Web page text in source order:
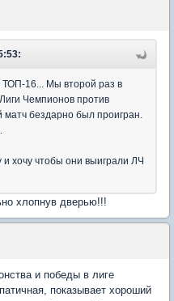
16... Мы второй раз в
Чемпионов против
матч бездарно был проигран.
хочу чтобы они выиграли ЛЧ
хлопнув дверью!!!
и победы в лиге
показывает хороший